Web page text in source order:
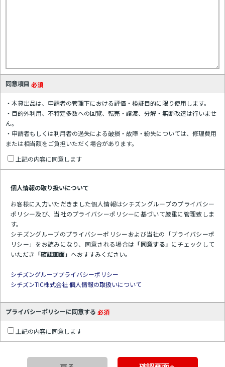
同意項目 必須
・本貸出品は、申請者の管理下における評価・検証目的に限り使用します。
・目的外利用、不特定多数への回覧、転売・譲渡、分解・無断改造は行いませ
ん。
・申請者もしくは利用者の過失による破損・故障・紛失については、修理費用
または相当額をご負担いただく場合があります。
上記の内容に同意します
個人情報の取り扱いについて
お客様に入力いただきました個人情報はシチズングループのプライバシー
ポリシー及び、当社のプライバシーポリシーに基づいて厳重に管理致しま
す。
シチズングループのプライバシーポリシーおよび当社の「プライバシーポ
リシー」をお読みになり、同意される場合は 「同意する」 にチェックして
いただき 「確認画面」 へおすすみください。
シチズングループプライバシーポリシー
シチズンTIC株式会社 個人情報の取扱いについて
プライバシーポリシーに同意する 必須
上記の内容に同意します